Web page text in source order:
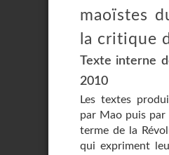
maoïstes
la critique
Texte interne
2010
Les textes
par Mao puis par
terme de la
qui expriment